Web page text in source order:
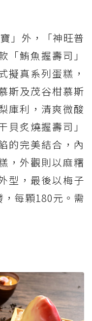
」外，「神旺普
「鮪魚握壽司」
擬真系列蛋糕，
斯及茂谷柑慕斯
庫利，清爽微酸
貝炙燒握壽司」
的完美結合，內
，外觀則以麻糬
型，最後以梅子
每顆180元。需